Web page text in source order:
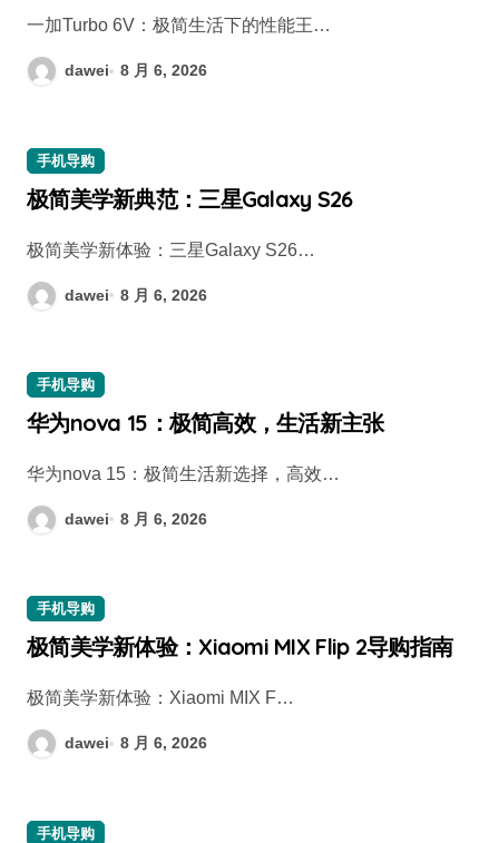
一加Turbo 6V：极简生活下的性能王…
dawei 8 月 6, 2026
手机导购
极简美学新典范：三星Galaxy S26
极简美学新体验：三星Galaxy S26…
dawei 8 月 6, 2026
手机导购
华为nova 15：极简高效，生活新主张
华为nova 15：极简生活新选择，高效…
dawei 8 月 6, 2026
手机导购
极简美学新体验：Xiaomi MIX Flip 2导购指南
极简美学新体验：Xiaomi MIX F…
dawei 8 月 6, 2026
手机导购